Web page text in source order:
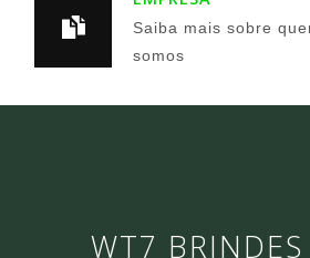
Saiba mais sobre
somos
WT7 BRINDES